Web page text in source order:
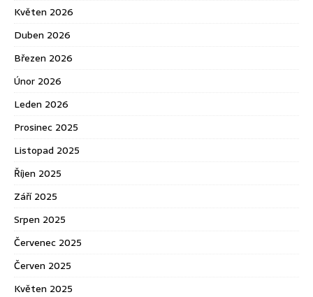
Květen 2026
Duben 2026
Březen 2026
Únor 2026
Leden 2026
Prosinec 2025
Listopad 2025
Říjen 2025
Září 2025
Srpen 2025
Červenec 2025
Červen 2025
Květen 2025